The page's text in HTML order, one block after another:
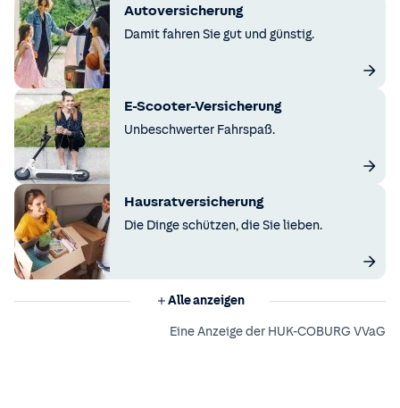
Autoversicherung
Damit fahren Sie gut und günstig.
E-Scooter-Versicherung
Unbeschwerter Fahrspaß.
Hausratversicherung
Die Dinge schützen, die Sie lieben.
Alle anzeigen
Eine Anzeige der HUK-COBURG VVaG